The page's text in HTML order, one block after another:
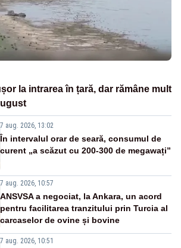
la intrarea în țară, dar rămâne mult
7 aug. 2026, 13:02
În intervalul orar de seară, consumul de
curent „a scăzut cu 200-300 de megawați”
7 aug. 2026, 10:57
ANSVSA a negociat, la Ankara, un acord
pentru facilitarea tranzitului prin Turcia al
carcaselor de ovine și bovine
7 aug. 2026, 10:51